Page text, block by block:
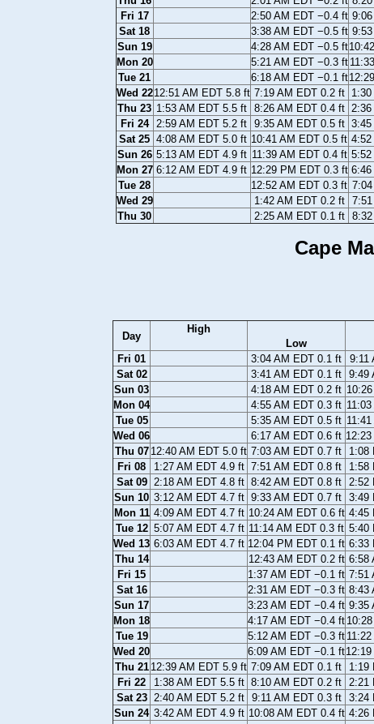
Fri 17
2:50 AM EDT −0.4 ft
Sat 18
3:38 AM EDT −0.5 ft
Sun 19
4:28 AM EDT −0.5 ft
Mon 20
5:21 AM EDT −0.3 ft
Tue 21
6:18 AM EDT −0.1 ft
Wed 2212:51 AM EDT 5.8 ft 7:19 AM EDT 0.2 ft
Thu 23 1:53 AM EDT 5.5 ft 8:26 AM EDT 0.4 ft
Fri 24
2:59 AM EDT 5.2 ft 9:35 AM EDT 0.5 ft
Sat 25 4:08 AM EDT 5.0 ft 10:41 AM EDT 0.5 ft
Sun 26 5:13 AM EDT 4.9 ft 11:39 AM EDT 0.4 ft
Mon 27 6:12 AM EDT 4.9 ft 12:29 PM EDT 0.3 ft
Tue 28
12:52 AM EDT 0.3 ft
Wed 29
1:42 AM EDT 0.2 ft
Thu 30
2:25 AM EDT 0.1 ft
Cape
Day
High
Low
Fri 01
3:04 AM EDT 0.1 ft 9:11
Sat 02
3:41 AM EDT 0.1 ft 9:49
Sun 03
4:18 AM EDT 0.2 ft
Mon 04
4:55 AM EDT 0.3 ft
Tue 05
5:35 AM EDT 0.5 ft
Wed 06
6:17 AM EDT 0.6 ft
Thu 07 12:40 AM EDT 5.0 ft 7:03 AM EDT 0.7 ft 1:08
Fri 08
1:27 AM EDT 4.9 ft 7:51 AM EDT 0.8 ft 1:58
Sat 09 2:18 AM EDT 4.8 ft 8:42 AM EDT 0.8 ft 2:52
Sun 10 3:12 AM EDT 4.7 ft 9:33 AM EDT 0.7 ft 3:49
Mon 11 4:09 AM EDT 4.7 ft 10:24 AM EDT 0.6 ft 4:45
Tue 12 5:07 AM EDT 4.7 ft 11:14 AM EDT 0.3 ft 5:40
Wed 13 6:03 AM EDT 4.7 ft 12:04 PM EDT 0.1 ft 6:33
Thu 14
12:43 AM EDT 0.2 ft 6:58
Fri 15
1:37 AM EDT −0.1 ft 7:51
Sat 16
2:31 AM EDT −0.3 ft 8:43
Sun 17
3:23 AM EDT −0.4 ft 9:35
Mon 18
4:17 AM EDT −0.4 ft
Tue 19
5:12 AM EDT −0.3 ft
Wed 20
6:09 AM EDT −0.1 ft
Thu 21 12:39 AM EDT 5.9 ft 7:09 AM EDT 0.1 ft 1:19
Fri 22
1:38 AM EDT 5.5 ft 8:10 AM EDT 0.2 ft 2:21
Sat 23 2:40 AM EDT 5.2 ft 9:11 AM EDT 0.3 ft 3:24
Sun 24 3:42 AM EDT 4.9 ft 10:08 AM EDT 0.4 ft 4:26